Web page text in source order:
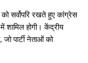
सर्वोपरि रखते हुए कांग्रेस
शामिल होगी। केंद्रीय
पार्टी नेताओं को